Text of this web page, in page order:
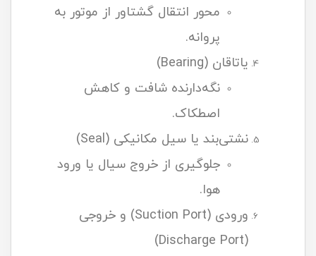
محور انتقال گشتاور از موتور به
پروانه.
یاتاقان (Bearing)
نگه‌دارنده شافت و کاهش
اصطکاک.
نشتی‌بند یا سیل مکانیکی (Seal)
جلوگیری از خروج سیال یا ورود
هوا.
ورودی (Suction Port) و خروجی
(Discharge Port)